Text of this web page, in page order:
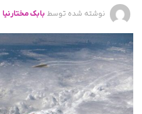
نوشته شده توسط بابک مختارنیا